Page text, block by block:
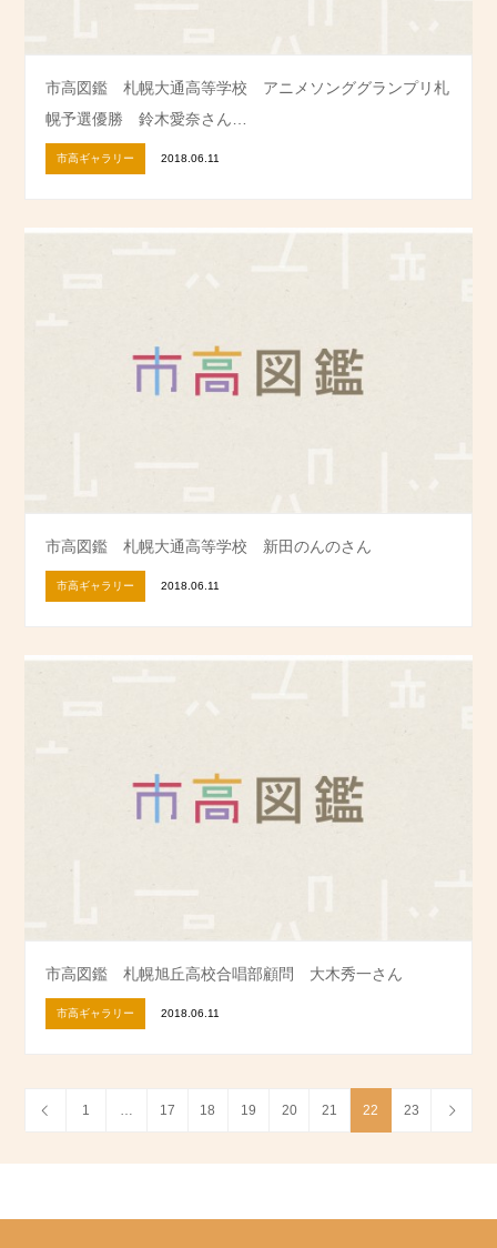
市高図鑑 札幌大通高等学校 アニメソンググランプリ札
幌予選優勝 鈴木愛奈さん…
市高ギャラリー 2018.06.11
市高図鑑 札幌大通高等学校 新田のんのさん
市高ギャラリー 2018.06.11
市高図鑑 札幌旭丘高校合唱部顧問 大木秀一さん
市高ギャラリー 2018.06.11
1 … 17 18 19 20 21 22 23